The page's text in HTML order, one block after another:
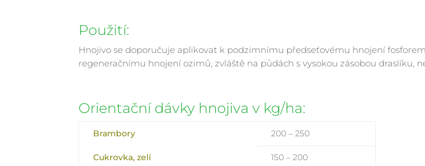
Použití:
Hnojivo se doporučuje aplikovat k podzimnímu předseťovému hnojení
regeneračnímu hnojení ozimů, zvláště na půdách s vysokou zásobou draslíku,
Orientační dávky hnojiva v kg/ha:
Brambory 200 – 250
Cukrovka, zelí 150 – 200